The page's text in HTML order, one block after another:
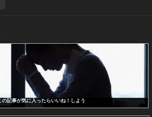
の記事が気に入ったらいいね！しよう